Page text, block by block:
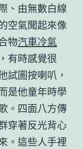
、由無數白線
空氣聞起來像
物汽車冷氣
有時感覺很
試圖按喇叭，
是他童年時學
。四面八方傳
穿著反光背心
。這些人手裡